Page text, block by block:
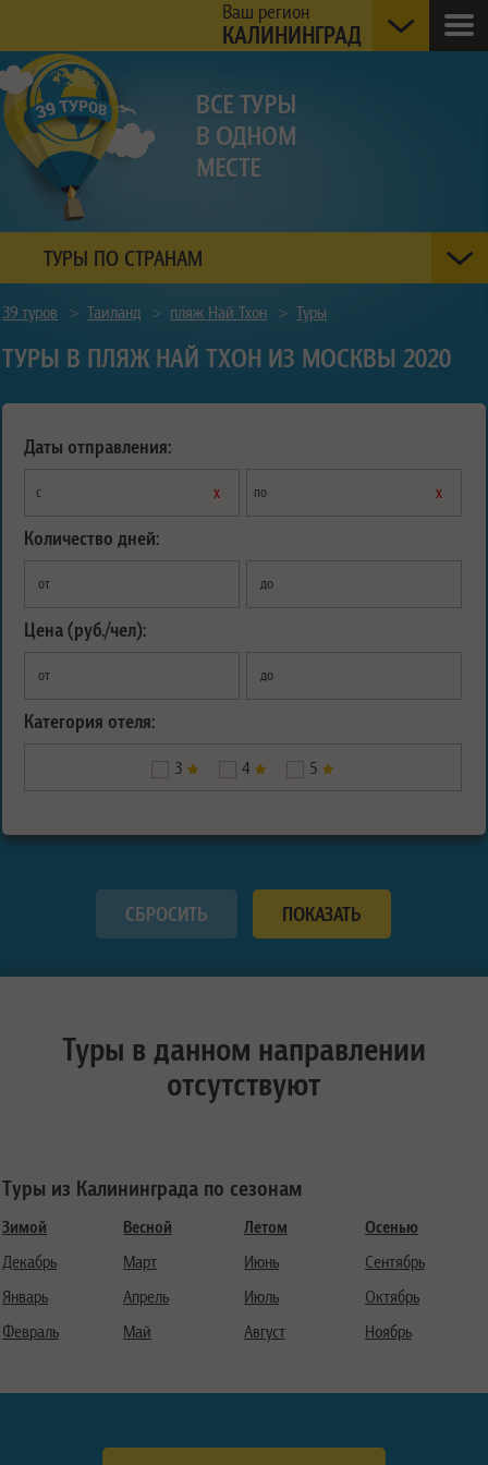
Ваш регион
КАЛИНИНГРАД
ТУРЫ ПО СТРАНАМ
39 туров > Таиланд > пляж Най Тхон > Туры
ТУРЫ В ПЛЯЖ НАЙ ТХОН ИЗ МОСКВЫ 2020
Даты отправления:
с х по х
Количество дней:
от до
Цена (руб./чел):
от до
Категория отеля:
3 4 5
Туры в данном направлении
отсутствуют
Туры из Калининграда по сезонам
Зимой
Декабрь
Январь
Февраль
Весной
Март
Апрель
Май
Летом
Июнь
Июль
Август
Осенью
Сентябрь
Октябрь
Ноябрь